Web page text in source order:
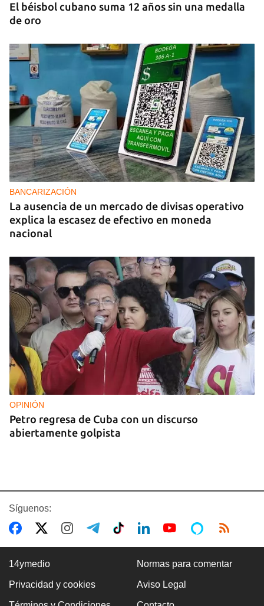
El béisbol cubano suma 12 años sin una medalla
de oro
BANCARIZACIÓN
La ausencia de un mercado de divisas operativo
explica la escasez de efectivo en moneda
nacional
OPINIÓN
Petro regresa de Cuba con un discurso
abiertamente golpista
14YMEDIO
Síguenos:
14ymedio Normas para comentar
Privacidad y cookies Aviso Legal